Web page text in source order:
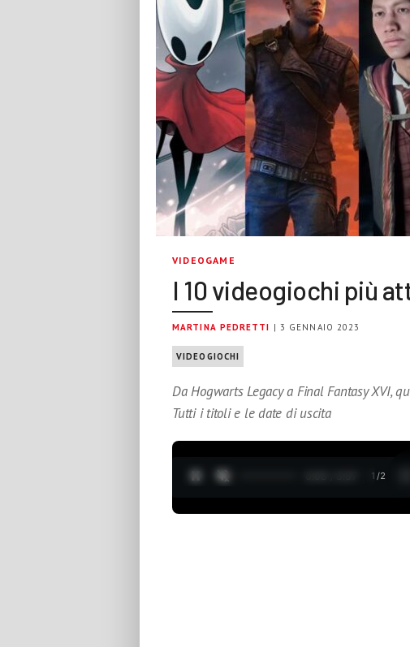
VIDEOGAME
I 10 videogiochi più
MARTINA PEDRETTI | 3 GENNAIO 2023
VIDEOGIOCHI
Da Hogwarts Legacy a Final Fantasy XVI,
Tutti i titoli e le date di uscita
1 /2